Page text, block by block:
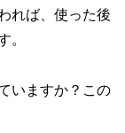
れば、使った後
。
いますか？この